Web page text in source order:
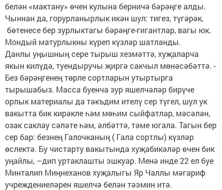
белән «мактану» өчен кулына берничә бәрәңге алды.
Чыннан да, горурланырлык икән шул: тигез, түгәрәк,
бөтенесе бер зурлыктагы бәрәңге-гигантлар, вагы юк.
Мондый матурлыкны күреп күзләр шатланды.
Данлы уңышның сере тырыш хезмәттә, хуҗаларча
якын килүдә, туендыручы җиргә сакчыл мөнәсәбәттә. -
Без бәрәңгенең төрле сортларын утыртырга
тырышабыз. Масса буенча зур яшелчәләр бирүче
орлык материалы да тәкъдим ителү сер түгел, шул ук
вакытта бик кирәкле һәм мөһим сыйфатлар, мәсәлән,
озак саклау сәләте һәм, әлбәттә, тәме югала. Тагын бер
сер бар: безнең Галочканың ( Гала сортлы) күзләр
өслектә. Бу чистарту вакытында хуҗабикәләр өчен бик
уңайлы, –дип уртаклашты эшкуар. Менә инде 22 ел буе
Минталип Миңнеханов хуҗалыгы Яр Чаллы мәгариф
учреждениеләрен яшелчә белән тәэмин итә.